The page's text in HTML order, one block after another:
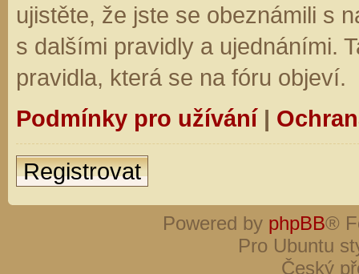
ujistěte, že jste se obeznámili s
s dalšími pravidly a ujednáními.
pravidla, která se na fóru objeví.
Podmínky pro užívání|
Registrovat
Powered by phpBB®
Pro Ubuntu
Český